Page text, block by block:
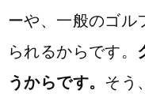
ーや、一般のゴル
られるからです。
うからです。 そう